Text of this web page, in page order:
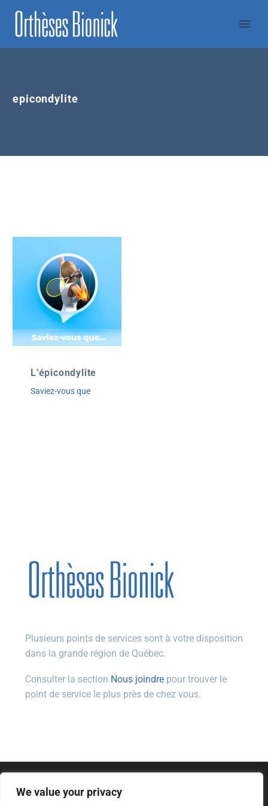
We value your privacy
epicondylite
L’épicondylite
Saviez-vous que
Plusieurs points de services sont à votre disposition
dans la grande région de Québec.
Consulter la section Nous joindre pour trouver le
point de service le plus près de chez vous.